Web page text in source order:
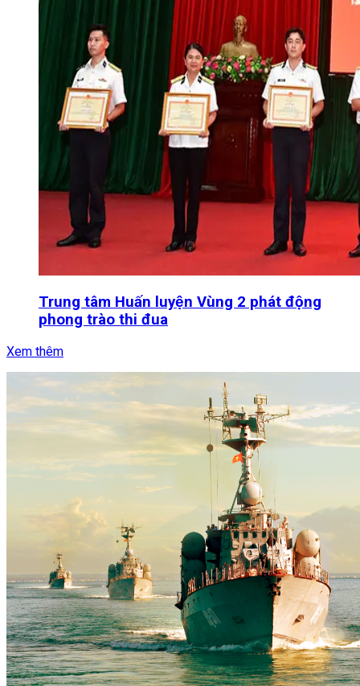
Trung tâm Huấn luyện Vùng 2 phát động
phong trào thi đua
Xem thêm